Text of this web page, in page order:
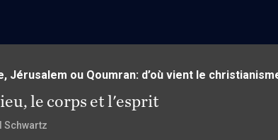
Jérusalem ou Qoumran: d’où vient le
le corps et l'esprit
Schwartz